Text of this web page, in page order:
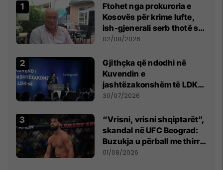
Ftohet nga prokuroria e
Kosovës për krime lufte,
ish-gjenerali serb thotë se
dikush e tradhtoi në
02/08/2026
Gjithçka që ndodhi në
Kuvendin e
jashtëzakonshëm të LDK-
së
30/07/2026
“Vrisni, vrisni shqiptarët”,
skandal në UFC Beograd:
Buzukja u përball me thirrje
anti-shqiptare nga
01/08/2026